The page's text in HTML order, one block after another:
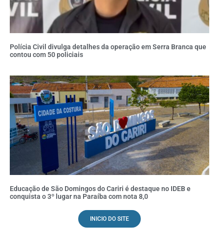
Polícia Civil divulga detalhes da operação em Serra Branca que
contou com 50 policiais
Educação de São Domingos do Cariri é destaque no IDEB e
conquista o 3º lugar na Paraíba com nota 8,0
INICIO DO SITE